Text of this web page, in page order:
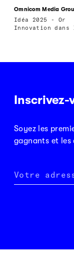
Omnicom Media
Idéa 2025 - Or
Innovation
Inscrivez-
Soyez les
gagnants et les
Votre